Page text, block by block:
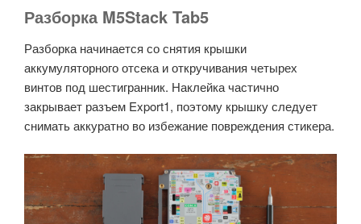
Разборка M5Stack Tab5
Разборка начинается со снятия крышки
аккумуляторного отсека и откручивания четырех
винтов под шестигранник. Наклейка частично
закрывает разъем Export1, поэтому крышку следует
снимать аккуратно во избежание повреждения стикера.